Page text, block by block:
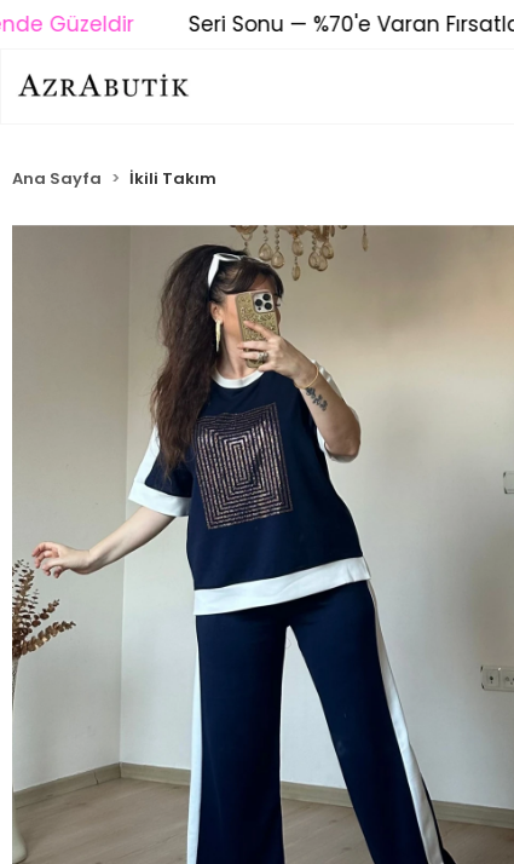
Güzeldir Seri Sonu — %70'e Varan Fırsatlar!
Ana Sayfa İkili Takım